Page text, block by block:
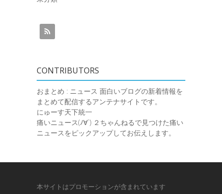
CONTRIBUTORS
おまとめ : ニュース 面白いブログの新着情報を
まとめて配信するアンテナサイトです。
にゅーす天下統一
痛いニュース(ﾉ∀`) ２ちゃんねるで見つけた痛い
ニュースをピックアップしてお伝えします。
本サイトはプロモーションが含まれています